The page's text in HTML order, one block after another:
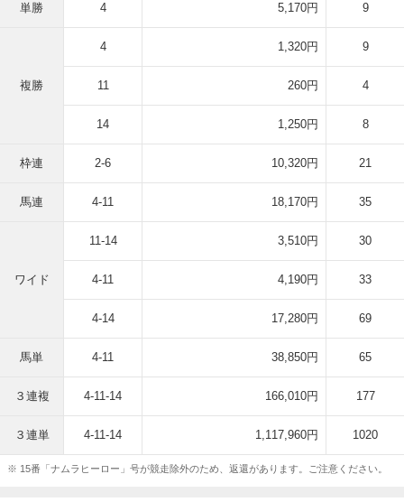
単勝 4 5,170円 9
複勝
4 1,320円 9
11 260円 4
14 1,250円 8
枠連 2-6 10,320円 21
馬連 4-11 18,170円 35
ワイド
11-14 3,510円 30
4-11 4,190円 33
4-14 17,280円 69
馬単 4-11 38,850円 65
３連複 4-11-14 166,010円 177
３連単 4-11-14 1,117,960円 1020
※ 15番「ナムラヒーロー」号が競走除外のため、返還があります。ご注意ください。